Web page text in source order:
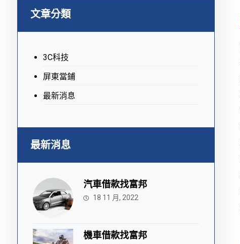
文章分類
3C科技
屏東當鋪
最新消息
最新消息
汽車借款找富邦
18 11 月, 2022
機車借款找富邦